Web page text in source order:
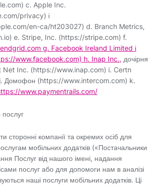
c. Apple Inc.
privacy) і
en-ca/ht203027) d. Branch Metrics,
e. Stripe, Inc. (https://stripe.com) f.
g. Facebook Ireland Limited і
www.facebook.com) h. Inap Inc., дочірня
Net Inc. (https://www.inap.com) i. Certn
Домофон (https://www.intercom.com) k.
www.paymentrails.com/
компанії та окремих осіб для
мобільних додатків («Постачальники
Послуг від нашого імені, надання
послуг або для допомоги нам в аналізі
наші послуги мобільних додатків. Ці